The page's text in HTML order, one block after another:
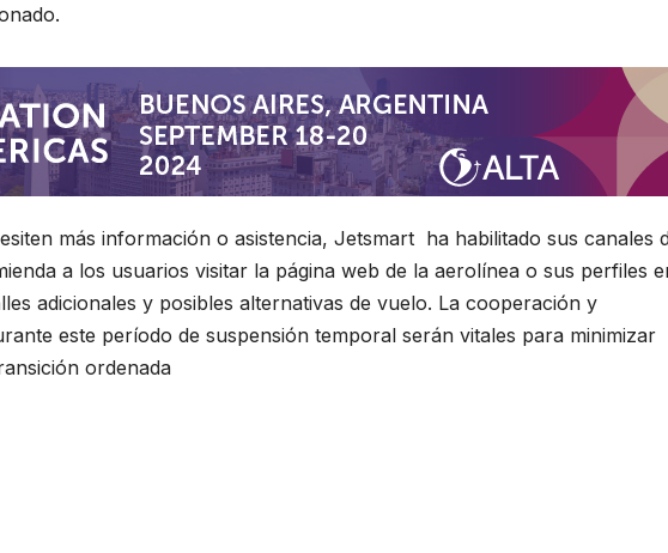
más información o asistencia, Jetsmart ha habilitado sus canales
a los usuarios visitar la página web de la aerolínea o sus perfiles
adicionales y posibles alternativas de vuelo. La cooperación y
este período de suspensión temporal serán vitales para minimizar
ordenada